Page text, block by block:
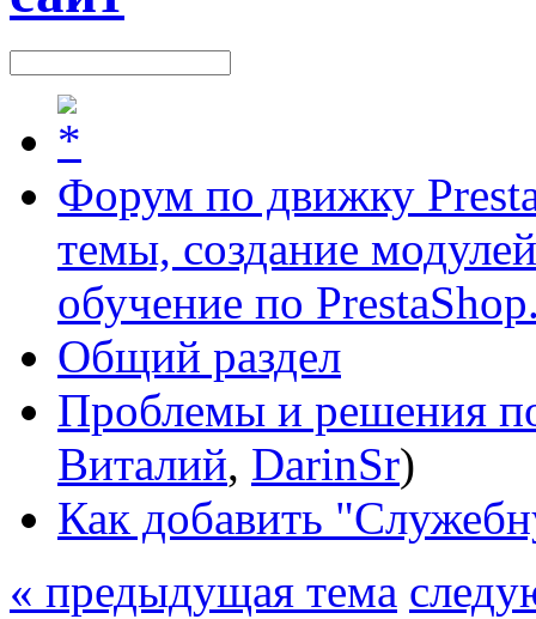
Форум по движку
темы, создание
обучение по
Общий раздел
Проблемы и решения
Виталий, DarinSr)
Как добавить
« предыдущая тема